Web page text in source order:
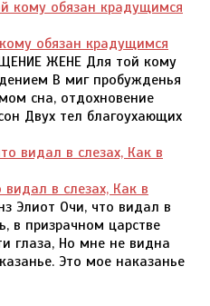
обязан крадущимся
ЖЕНЕ Для той кому
В миг пробужденья
сна, отдохновение
Двух тел благоухающих
в слезах, Как в
Элиот Очи, что видал в
в призрачном царстве
глаза, Но мне не видна
Это мое наказанье